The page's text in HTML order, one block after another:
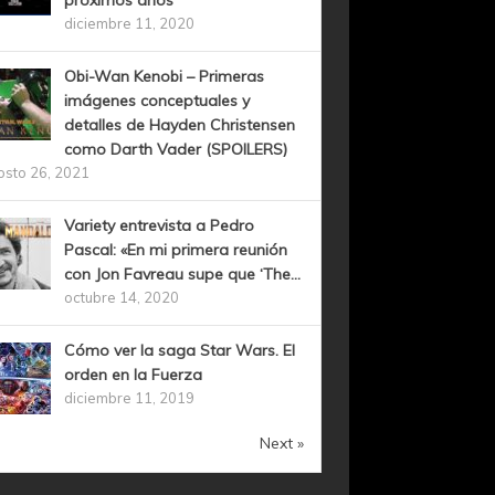
diciembre 11, 2020
Obi-Wan Kenobi – Primeras
imágenes conceptuales y
detalles de Hayden Christensen
como Darth Vader (SPOILERS)
26, 2021
Variety entrevista a Pedro
Pascal: «En mi primera reunión
con Jon Favreau supe que ‘The...
octubre 14, 2020
Cómo ver la saga Star Wars. El
orden en la Fuerza
diciembre 11, 2019
Next »